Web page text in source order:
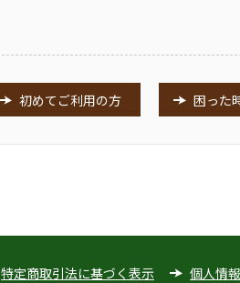
初めてご利用の方 困った
特定商取引法に基づく表示 個人情